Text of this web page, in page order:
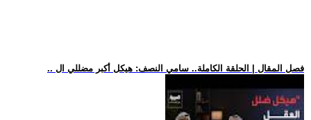
.. فصل المقال | الحلقة الكاملة.. سامي النصف: هيكل أكبر مضللي ال